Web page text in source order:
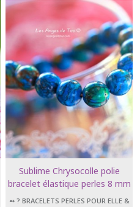
Sublime Chrysocolle polie
bracelet élastique perles 8 mm
/ 10mm / 12 mm
➻ ? BRACELETS PERLES POUR ELLE &